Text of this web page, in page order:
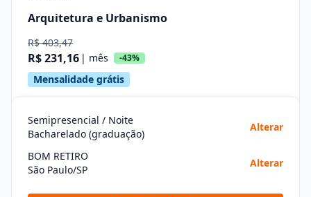
Arquitetura e Urbanismo
R$ 403,47
R$ 231,16 | mês -43%
Mensalidade grátis
Semipresencial / Noite
Bacharelado (graduação)
Alterar
BOM RETIRO
São Paulo/SP
Alterar